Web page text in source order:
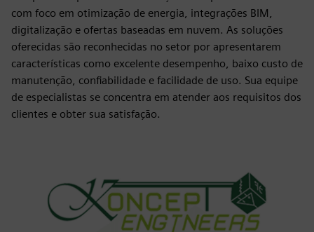
com foco em otimização de energia, integrações BIM,
digitalização e ofertas baseadas em nuvem. As soluções
oferecidas são reconhecidas no setor por apresentarem
características como excelente desempenho, baixo custo de
manutenção, confiabilidade e facilidade de uso. Sua equipe
de especialistas se concentra em atender aos requisitos dos
clientes e obter sua satisfação.